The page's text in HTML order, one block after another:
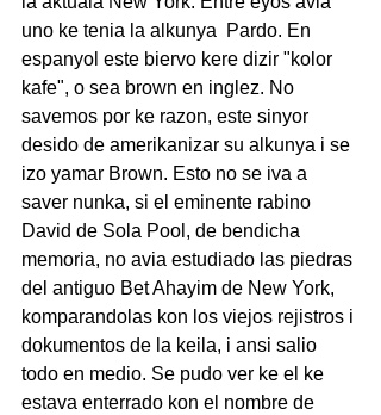
uno ke tenia la alkunya  Pardo. En
espanyol este biervo kere dizir "kolor
kafe", o sea brown en inglez. No
savemos por ke razon, este sinyor
desido de amerikanizar su alkunya i se
izo yamar Brown. Esto no se iva a
saver nunka, si el eminente rabino
David de Sola Pool, de bendicha
memoria, no avia estudiado las piedras
del antiguo Bet Ahayim de New York,
komparandolas kon los viejos rejistros i
dokumentos de la keila, i ansi salio
todo en medio. Se pudo ver ke el ke
estava enterrado kon el nombre de